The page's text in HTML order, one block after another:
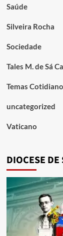
Saúde
Silveira Rocha
Sociedade
Tales M. de Sá
Temas
uncategorized
Vaticano
DIOCESE